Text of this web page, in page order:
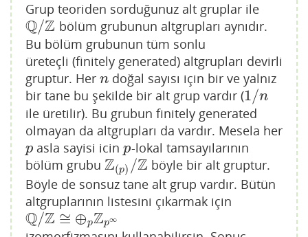
Grup teoriden sorduğunuz alt gruplar ile
Q/Z
Q/Z
bölüm grubunun altgrupları aynıdır.
Bu bölüm grubunun tüm sonlu
üreteçli (finitely generated) altgrupları devirli
gruptur. Her n
ndoğal sayısı için bir ve yalnız
bir tane bu şekilde bir alt grup vardır (1/n
1/n
ile üretilir). Bu grubun finitely generated
olmayan da altgrupları da vardır. Mesela her
p
p asla sayisi icinp
p-lokal tamsayılarının
bölüm grubu Z(p) /Z
Z(p)/ Z
böyle bir alt gruptur.
Böyle de sonsuz tane alt grup vardır. Bütün
altgruplarının listesini çıkarmak için
Q/Z ≅ ⊕pZp∞
Q/Z≅ ⊕p Zp∞